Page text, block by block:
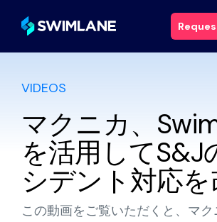
Why Swimlane
Solutions
Products
Services
VIDEOS
マクニカ、
を活用してS&J
シデント対応
この動画をご覧いただくと、マ